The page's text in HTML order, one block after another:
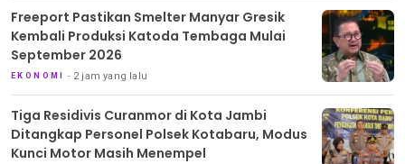
Freeport Pastikan Smelter Manyar Gresik
Kembali Produksi Katoda Tembaga Mulai
September 2026
EKONOMI 2 jam yang lalu
Tiga Residivis Curanmor di Kota Jambi
Ditangkap Personel Polsek Kotabaru, Modus
Kunci Motor Masih Menempel